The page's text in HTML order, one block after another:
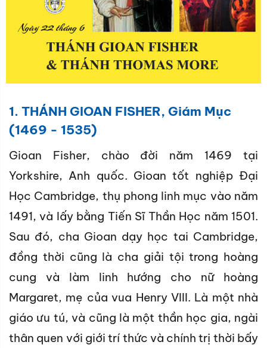
1. THÁNH GIOAN FISHER, Giám Mục
(1469 - 1535)
Gioan Fisher, chào đời năm 1469 tại
Yorkshire, Anh quốc. Gioan tốt nghiệp Đại
Học Cambridge, thụ phong linh mục vào năm
1491, và lấy bằng Tiến Sĩ Thần Học năm 1501.
Sau đó, cha Gioan dạy học tai Cambridge,
đồng thời cũng là cha giải tội trong hoàng
cung và làm linh hướng cho nữ hoàng
Margaret, mẹ của vua Henry VIII. Là một nhà
giáo ưu tú, và cũng là một thần học gia, ngài
thân quen với giới trí thức và chính trị thời bấy